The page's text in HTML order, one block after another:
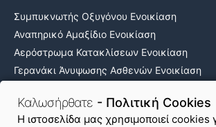
Καλωσήρθατε - Πολιτική Cookies
H ιστοσελίδα μας χρησιμοποιεί cookies
Συμπυκνωτής Οξυγόνου Ενοικίαση
Αναπηρικό Αμαξίδιο Ενοικίαση
Αερόστρωμα Κατακλίσεων Ενοικίαση
Γερανάκι Άνυψωσης Ασθενών Ενοικίαση